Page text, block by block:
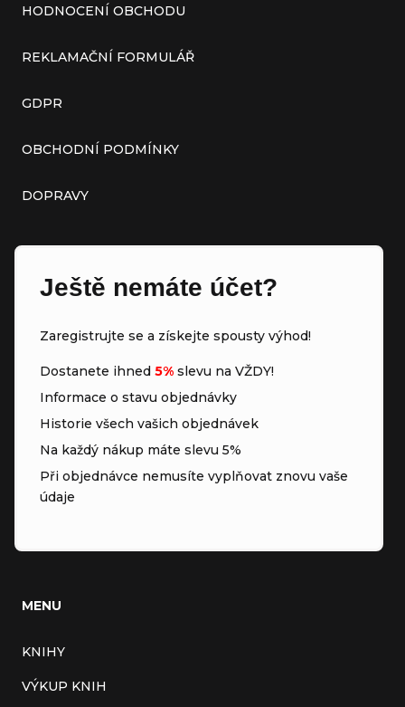
HODNOCENÍ OBCHODU
REKLAMAČNÍ FORMULÁŘ
GDPR
OBCHODNÍ PODMÍNKY
DOPRAVY
Ještě nemáte účet?
Zaregistrujte se a získejte spousty výhod!
Dostanete ihned 5% slevu na VŽDY!
Informace o stavu objednávky
Historie všech vašich objednávek
Na každý nákup máte slevu 5%
Při objednávce nemusíte vyplňovat znovu vaše
údaje
MENU
KNIHY
VÝKUP KNIH